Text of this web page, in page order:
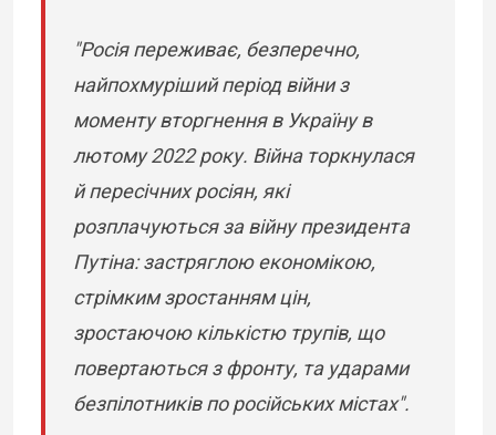
"Росія переживає, безперечно,
найпохмуріший період війни з
моменту вторгнення в Україну в
лютому 2022 року. Війна торкнулася
й пересічних росіян, які
розплачуються за війну президента
Путіна: застряглою економікою,
стрімким зростанням цін,
зростаючою кількістю трупів, що
повертаються з фронту, та ударами
безпілотників по російських містах".